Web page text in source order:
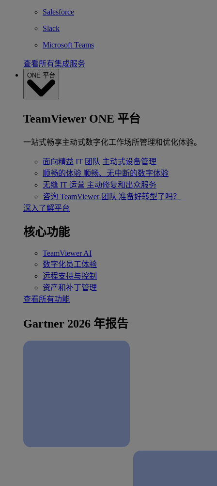
Salesforce
Slack
Microsoft Teams
查看所有集成服务
ONE 平台
TeamViewer ONE 平台
一站式畅享主动式数字化工作场所管理和优化体验。
面向精益 IT 团队 主动式设备管理
顺畅的体验 顺畅、无中断的数字体验
无缝 IT 运营 主动修复和出众服务
咨询 TeamViewer 团队 准备好转型了吗？
深入了解平台
核心功能
TeamViewer AI
数字化员工体验
远程支持与控制
资产和补丁管理
查看所有功能
Gartner 2026 年报告